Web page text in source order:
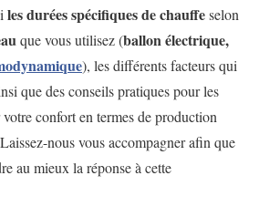
les durées spécifiques de chauffeselon
que vous utilisez (ballon électrique,
), les différents facteurs qui
que des conseils pratiques pour les
confort en termes de production
nous vous accompagner afin que
au mieux la réponse à cette